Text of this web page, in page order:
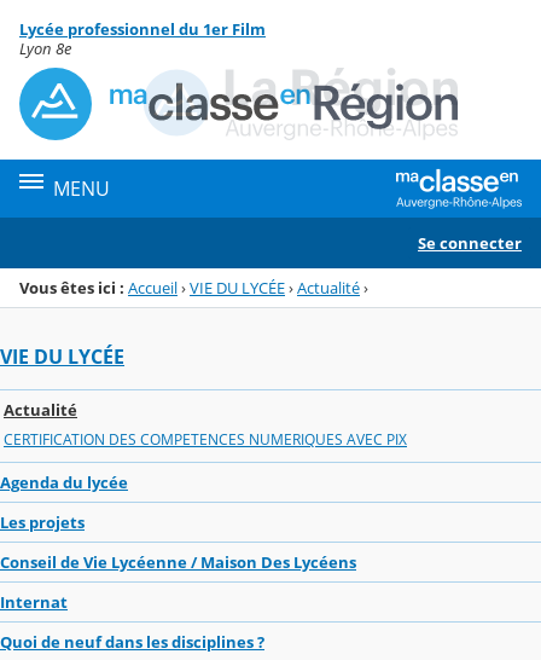
Menu de la rubrique
Contenu
Lycée professionnel du 1er Film
Lyon 8e
MENU
Se connecter
Vous êtes ici : Accueil›VIE DU LYCÉE›Actualité›
VIE DU LYCÉE
Actualité
CERTIFICATION DES COMPETENCES NUMERIQUES AVEC PIX
Agenda du lycée
Les projets
Conseil de Vie Lycéenne / Maison Des Lycéens
Internat
Quoi de neuf dans les disciplines ?